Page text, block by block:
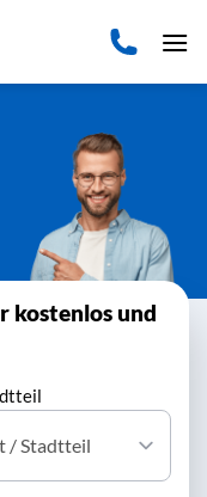
kostenlos und